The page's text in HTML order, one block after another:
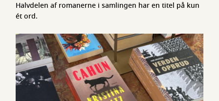
Halvdelen af romanerne i samlingen har en titel på kun
ét ord.